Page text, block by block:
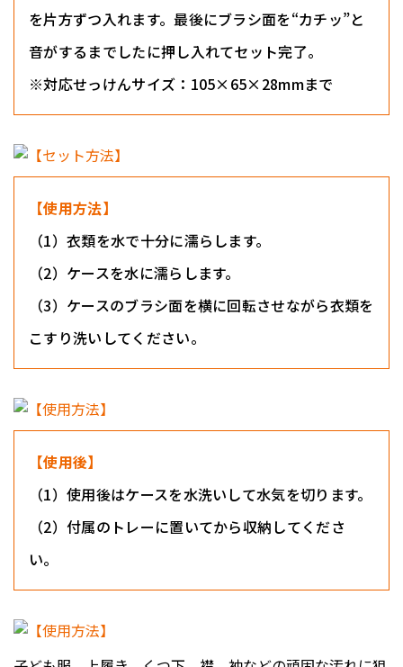
を片方ずつ入れます。最後にブラシ面を“カチッ”と
音がするまでしたに押し入れてセット完了。
※対応せっけんサイズ：105×65×28mmまで
【使用方法】
（1）衣類を水で十分に濡らします。
（2）ケースを水に濡らします。
（3）ケースのブラシ面を横に回転させながら衣類を
こすり洗いしてください。
【使用後】
（1）使用後はケースを水洗いして水気を切ります。
（2）付属のトレーに置いてから収納してくださ
い。